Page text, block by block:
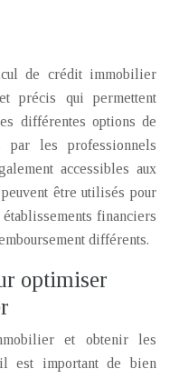
de crédit immobilier
précis qui permettent
différentes options de
les professionnels
accessibles aux
être utilisés pour
financiers
différents.
optimiser
et obtenir les
est important de bien